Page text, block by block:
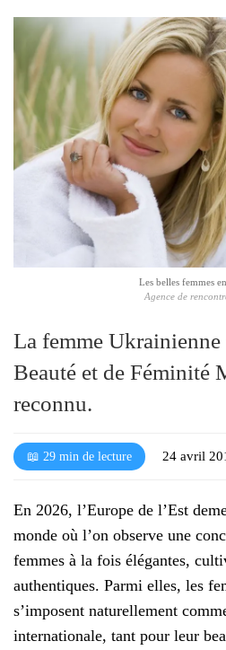
Les belles femmes
Agence de
La femme Ukrainienne
Beauté et de Féminité
reconnu.
📖 29 min de lecture 24 avril
En 2026, l’Europe de l’Est
monde où l’on observe une
femmes à la fois élégantes,
authentiques. Parmi elles, les
s’imposent naturellement
internationale, tant pour leur